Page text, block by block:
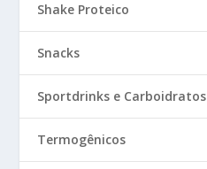
Shake Proteico
Snacks
Sportdrinks e Carboidratos
Termogênicos